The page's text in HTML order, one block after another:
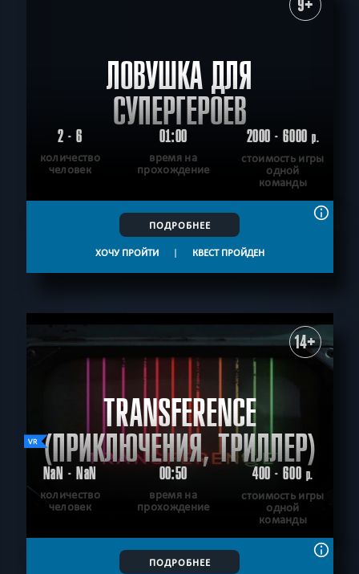
9+
ЛОВУШКА ДЛЯ
СУПЕРГЕРОЕВ
2 - 6
количество
человек
01:00
время на
прохождение
2000 - 6000р.
стоимость игры
одной
команды
ПОДРОБНЕЕ
ХОЧУ ПРОЙТИ | КВЕСТ ПРОЙДЕН
14+
TRANSFERENCE
(ПРИКЛЮЧЕНИЯ, ТРИЛЛЕР)
NaN - NaN
количество
человек
00:50
время на
прохождение
400 - 600 р.
стоимость игры
одной
команды
ПОДРОБНЕЕ